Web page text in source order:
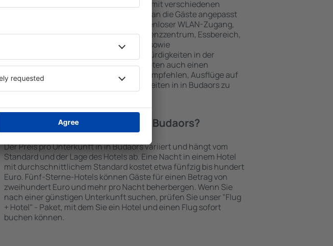
Hotels in in Budaors sind Einrichtungen mit verschiedenen
Standards sowie Annehmlichkeiten, die an die Gäste angepasst
sind . Zu den beliebtesten gehören kostenloser WLAN-Zugang,
SPA-Zone, Bar / Safe im Zimmer, Konferenzzentrum, Essbereich,
Kinderspielecke, kostenlose Parkplätze sowie
Informationsbroschüren über Sehenswürdigkeiten in der
Umgebung. Einige der Einrichtungen bieten auch einen
Transport vom/zum Flughafen an oder empfehlen, Ausflüge auf
den Spuren der größten Sehenswürdigkeiten in in Budaors zu
unternehmen.
Wie viel kostet ein Hotel in in Budaors?
Der Preis pro Unterkunft in in Budaors variiert und hängt vom
Standard und der Lage des Hotels ab. Eine Nacht in einem Hotel
mit durchschnittlichem Standard kostet etwa fünfzig bis hundert
Euro. Fünf-Sterne-Hotels können Gäste für einen Betrag von
zweihundert Euro und mehr pro Nacht beherbergen. Wenn Sie
nach einer günstigen Unterkunft suchen, prüfen Sie unser "Flug
+ Hotel" - Paket, mit dem Sie ein Hotel und einen Flug sofort
buchen können.